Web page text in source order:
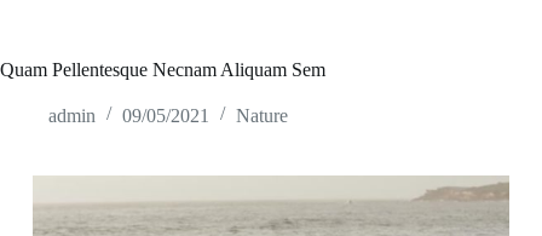
Quam Pellentesque Necnam Aliquam Sem
admin 09/05/2021 Nature